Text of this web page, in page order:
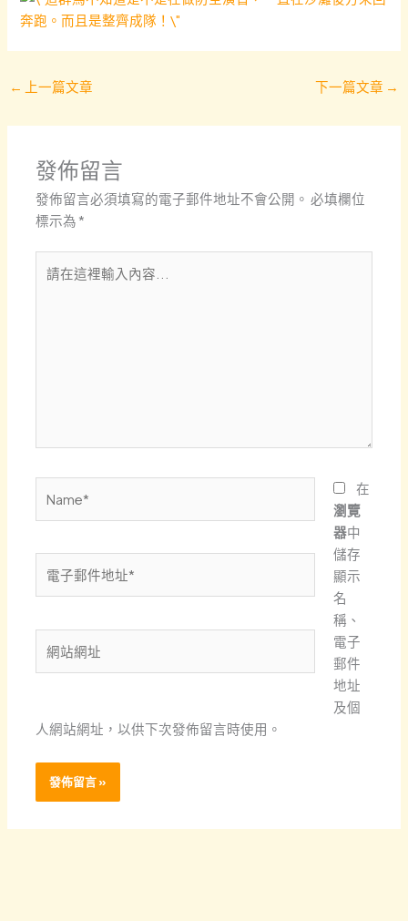
← 上一篇文章 下一篇文章 →
發佈留言
發佈留言必須填寫的電子郵件地址不會公開。 必填欄位
標示為 *
在
子
件
地
址
站
在
瀏覽
器中
儲存
顯示
名
稱、
電子
郵件
地址
及個
人網站網址，以供下次發佈留言時使用。